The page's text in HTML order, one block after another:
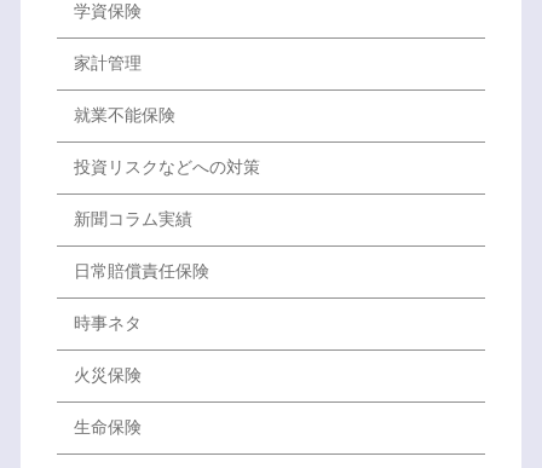
学資保険
家計管理
就業不能保険
投資リスクなどへの対策
新聞コラム実績
日常賠償責任保険
時事ネタ
火災保険
生命保険